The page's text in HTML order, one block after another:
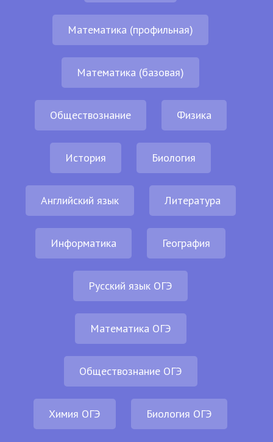
Математика (профильная)
Математика (базовая)
Обществознание Физика
История Биология
Английский язык Литература
Информатика География
Русский язык ОГЭ
Математика ОГЭ
Обществознание ОГЭ
Химия ОГЭ Биология ОГЭ